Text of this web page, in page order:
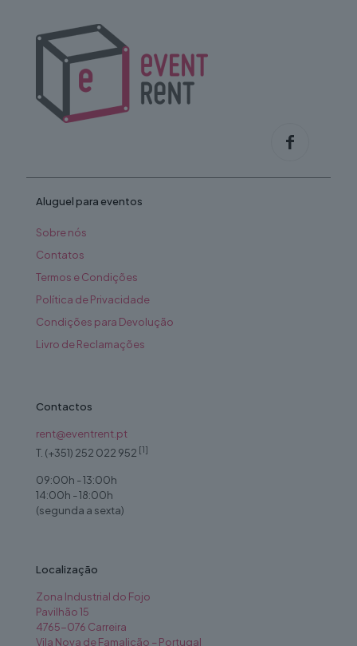
Aluguel para eventos
Sobre nós
Contatos
Termos e Condições
Política de Privacidade
Condições para Devolução
Livro de Reclamações
Contactos
rent@eventrent.pt
T. (+351) 252 022 952 [1]
09:00h - 13:00h
14:00h - 18:00h
(segunda a sexta)
Localização
Zona Industrial do Fojo
Pavilhão 15
4765-076 Carreira
Vila Nova de Famalicão – Portugal